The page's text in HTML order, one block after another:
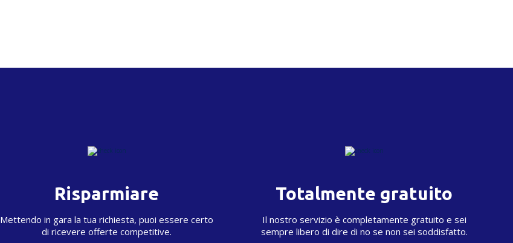
Risparmiare
Mettendo in gara la tua richiesta, puoi essere certo
di ricevere offerte competitive.
Totalmente gratuito
Il nostro servizio è completamente gratuito e sei
sempre libero di dire di no se non sei soddisfatto.